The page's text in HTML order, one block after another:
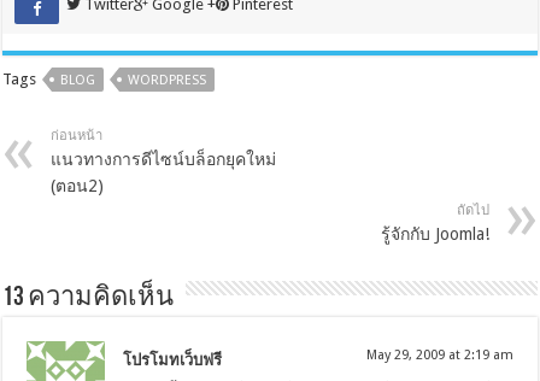
Twitter Google + Pinterest
Tags BLOG WORDPRESS
ก่อนหน้า
แนวทางการดีไซน์บล็อกยุคใหม่
(ตอน2)
ถัดไป
รู้จักกับ Joomla!
13 ความคิดเห็น
โปรโมทเว็บฟรี May 29, 2009 at 2:19 am